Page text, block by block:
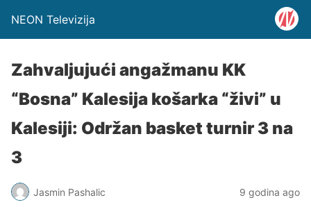
NEON Televizija
Zahvaljujući angažmanu KK
“Bosna” Kalesija košarka “živi” u
Kalesiji: Održan basket turnir 3 na
3
Jasmin Pashalic 9 godina ago